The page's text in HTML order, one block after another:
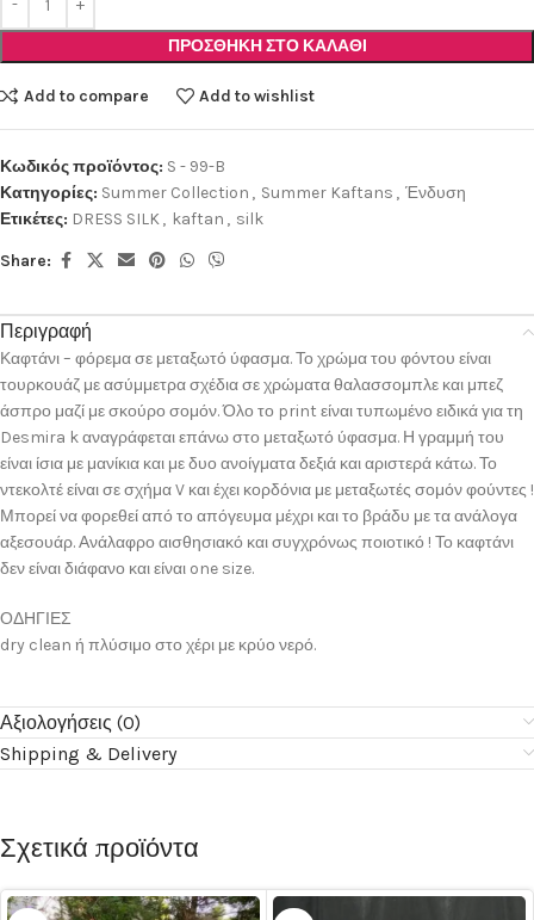
ΠΡΟΣΘΉΚΗ ΣΤΟ ΚΑΛΆΘΙ
Add to compare Add to wishlist
Κωδικός προϊόντος: S - 99-B
Κατηγορίες: Summer Collection , Summer Kaftans , Ένδυση
Ετικέτες: DRESS SILK, kaftan , silk
Share:
Περιγραφή
Καφτάνι – φόρεμα σε μεταξωτό ύφασμα. Το χρώμα του φόντου είναι
τουρκουάζ με ασύμμετρα σχέδια σε χρώματα θαλασσομπλε και μπεζ
άσπρο μαζί με σκούρο σομόν. Όλο το print είναι τυπωμένο ειδικά για τη
Desmira k αναγράφεται επάνω στο μεταξωτό ύφασμα. Η γραμμή του
είναι ίσια με μανίκια και με δυο ανοίγματα δεξιά και αριστερά κάτω. Το
ντεκολτέ είναι σε σχήμα V και έχει κορδόνια με μεταξωτές σομόν φούντες !
Μπορεί να φορεθεί από το απόγευμα μέχρι και το βράδυ με τα ανάλογα
αξεσουάρ. Ανάλαφρο αισθησιακό και συγχρόνως ποιοτικό ! Το καφτάνι
δεν είναι διάφανο και είναι one size.
ΟΔΗΓΙΕΣ
dry clean ή πλύσιμο στο χέρι με κρύο νερό.
Αξιολογήσεις (0)
Shipping & Delivery
Σχετικά προϊόντα